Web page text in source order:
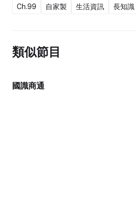
Ch.99 自家製 生活資訊 長知識
類似節目
國識商通